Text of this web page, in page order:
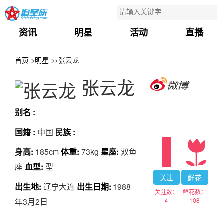
资讯 明星 活动 直播
首页 >明星 >>张云龙
张云龙
别名 :
国籍 : 中国 民族 :
身高: 185cm体重: 73kg 星座: 双鱼
座血型: 型
出生地: 辽宁大连 出生日期: 1988
年3月2日
关注
关注数：
4
鲜花
鲜花数：
108